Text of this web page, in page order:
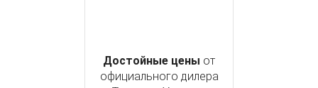
Достойные цены от
официального дилера